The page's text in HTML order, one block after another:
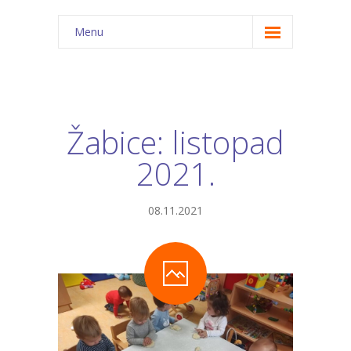
Menu
Tratinčice
Suncokreti
Sovice
Žabice: listopad
2021.
08.11.2021